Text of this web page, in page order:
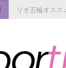
リオ五輪オス